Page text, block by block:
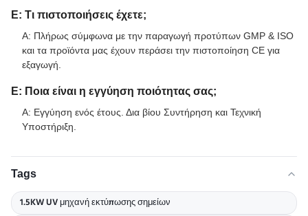
Ε: Τι πιστοποιήσεις έχετε;
Α: Πλήρως σύμφωνα με την παραγωγή προτύπων GMP & ISO
και τα προϊόντα μας έχουν περάσει την πιστοποίηση CE για
εξαγωγή.
Ε: Ποια είναι η εγγύηση ποιότητας σας;
Α: Εγγύηση ενός έτους. Δια βίου Συντήρηση και Τεχνική
Υποστήριξη.
Tags
1.5KW UV μηχανή εκτύπωσης σημείων